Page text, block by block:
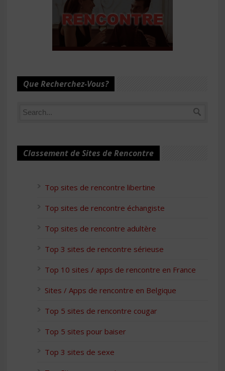
Que Recherchez-Vous?
Classement de Sites de Rencontre
Top sites de rencontre libertine
Top sites de rencontre échangiste
Top sites de rencontre adultère
Top 3 sites de rencontre sérieuse
Top 10 sites / apps de rencontre en France
Sites / Apps de rencontre en Belgique
Top 5 sites de rencontre cougar
Top 5 sites pour baiser
Top 3 sites de sexe